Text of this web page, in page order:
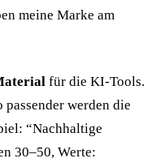
meine Marke am
für die KI-Tools.
werden die
“Nachhaltige
30–50, Werte: